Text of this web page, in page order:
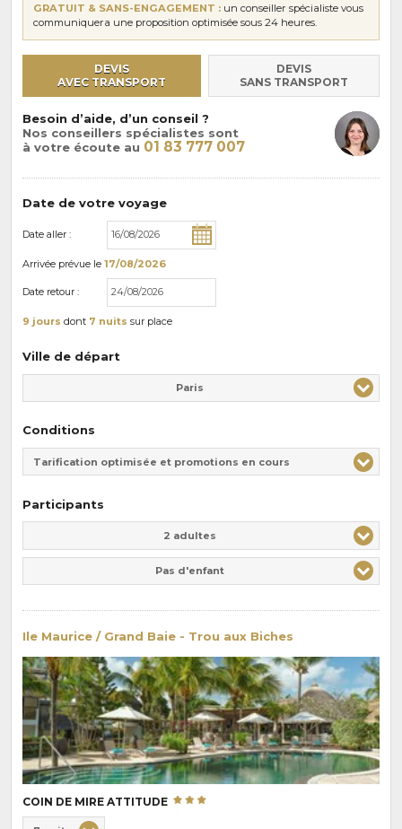
GRATUIT & SANS-ENGAGEMENT : un conseiller spécialiste vous
communiquera une proposition optimisée sous 24 heures.
DEVIS
AVEC TRANSPORT
DEVIS
SANS TRANSPORT
Besoin d’aide, d’un conseil ?
Nos conseillers spécialistes sont
à votre écoute au 01 83 777 007
Date de votre voyage
Date aller :
Arrivée prévue le 17/08/2026
Date retour :
9 jours dont 7 nuits sur place
Ville de départ
Paris
Conditions
Tarification optimisée et promotions en cours
Participants
2 adultes
Pas d'enfant
Ile Maurice / Grand Baie - Trou aux Biches
COIN DE MIRE ATTITUDE